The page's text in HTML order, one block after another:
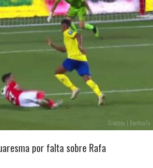
Créditos | BenficaTv
por falta sobre Rafa